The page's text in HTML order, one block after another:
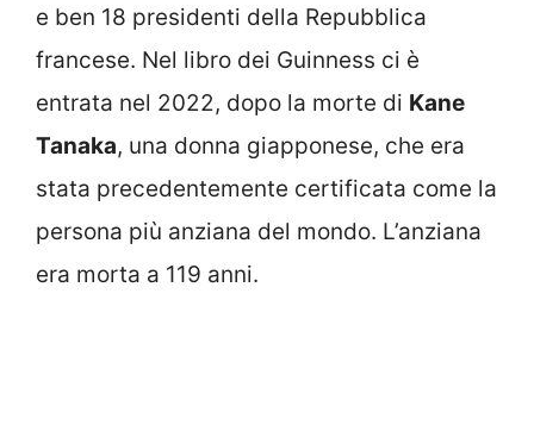
e ben 18 presidenti della Repubblica
francese. Nel libro dei Guinness ci è
entrata nel 2022, dopo la morte di Kane
Tanaka, una donna giapponese, che era
stata precedentemente certificata come la
persona più anziana del mondo. L’anziana
era morta a 119 anni.